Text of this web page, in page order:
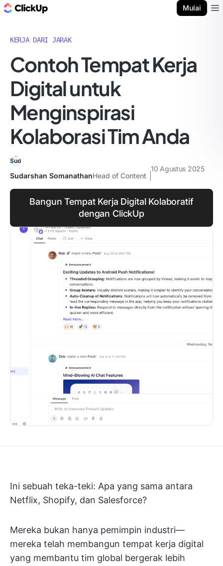
Mulai
KERJA DARI JARAK
Contoh Tempat Kerja
Digital untuk
Menginspirasi
Kolaborasi Tim Anda
Sudarshan SomanathanHead of Content
10 Agustus 2025
Bangun Tempat Kerja Digital Kolaboratif
dengan ClickUp
Ini sebuah teka-teki: Apa yang sama antara
Netflix, Shopify, dan Salesforce?
Mereka bukan hanya pemimpin industri—
mereka telah membangun tempat kerja digital
yang membantu tim global bergerak lebih